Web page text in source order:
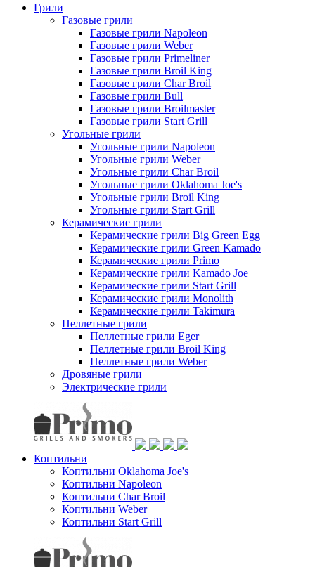
Грили
Газовые грили
Газовые грили Napoleon
Газовые грили Weber
Газовые грили Primeliner
Газовые грили Broil King
Газовые грили Char Broil
Газовые грили Bull
Газовые грили Broilmaster
Газовые грили Start Grill
Угольные грили
Угольные грили Napoleon
Угольные грили Weber
Угольные грили Char Broil
Угольные грили Oklahoma Joe's
Угольные грили Broil King
Угольные грили Start Grill
Керамические грили
Керамические грили Big Green Egg
Керамические грили Green Kamado
Керамические грили Primo
Керамические грили Kamado Joe
Керамические грили Start Grill
Керамические грили Monolith
Керамические грили Takimura
Пеллетные грили
Пеллетные грили Eger
Пеллетные грили Broil King
Пеллетные грили Weber
Дровяные грили
Электрические грили
Коптильни
Коптильни Oklahoma Joe's
Коптильни Napoleon
Коптильни Char Broil
Коптильни Weber
Коптильни Start Grill